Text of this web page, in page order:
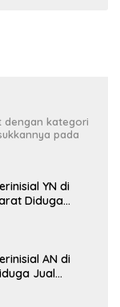
dengan kategori
pada
YN di
Diduga
AN di
Jual